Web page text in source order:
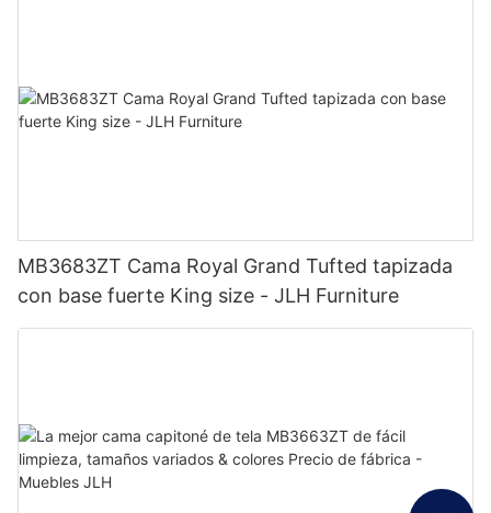
MB3683ZT Cama Royal Grand Tufted tapizada
con base fuerte King size - JLH Furniture